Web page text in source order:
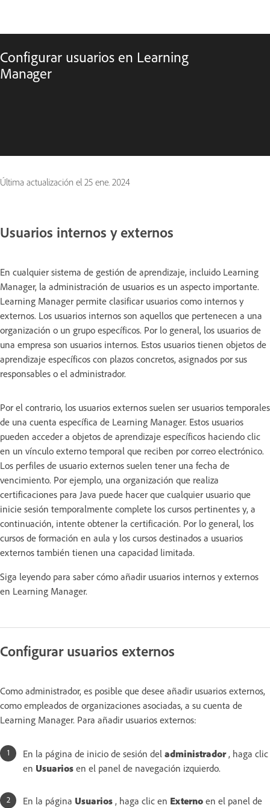
Configurar usuarios en Learning
Manager
Última actualización el 25 ene. 2024
Usuarios internos y externos
En cualquier sistema de gestión de aprendizaje, incluido Learning
Manager, la administración de usuarios es un aspecto importante.
Learning Manager permite clasificar usuarios como internos y
externos. Los usuarios internos son aquellos que pertenecen a una
organización o un grupo específicos. Por lo general, los usuarios de
una empresa son usuarios internos. Estos usuarios tienen objetos de
aprendizaje específicos con plazos concretos, asignados por sus
responsables o el administrador.
Por el contrario, los usuarios externos suelen ser usuarios temporales
de una cuenta específica de Learning Manager. Estos usuarios
pueden acceder a objetos de aprendizaje específicos haciendo clic
en un vínculo externo temporal que reciben por correo electrónico.
Los perfiles de usuario externos suelen tener una fecha de
vencimiento. Por ejemplo, una organización que realiza
certificaciones para Java puede hacer que cualquier usuario que
inicie sesión temporalmente complete los cursos pertinentes y, a
continuación, intente obtener la certificación. Por lo general, los
cursos de formación en aula y los cursos destinados a usuarios
externos también tienen una capacidad limitada.
Siga leyendo para saber cómo añadir usuarios internos y externos
en Learning Manager.
Configurar usuarios externos
Como administrador, es posible que desee añadir usuarios externos,
como empleados de organizaciones asociadas, a su cuenta de
Learning Manager. Para añadir usuarios externos:
En la página de inicio de sesión del administrador , haga clic
en Usuarios en el panel de navegación izquierdo.
En la página Usuarios , haga clic en Externo en el panel de